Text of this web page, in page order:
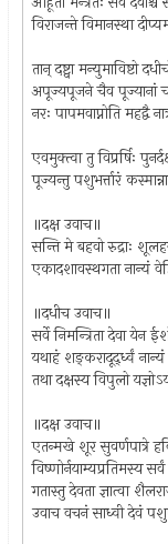
विराजन्ते विमानस्था
तान् दष्ट्वा मन्युमाविष्टो
अपूज्यपूजने चैव पूज्यानां
नरः पापमवाप्नोति महद्वै
एवमुक्त्वा तु विप्रर्षिः
पूज्यन्तु पशुभर्त्तारं
॥दक्ष उवाच॥
सन्ति मे बहवो रुद्राः
एकादशावस्थगता नान्यं
॥दधीच उवाच॥
सर्वे निमन्त्रिता देवा येन
यथाहं शङ्करादूर्द्ध्वं
तथा दक्षस्य विपुलो
॥दक्ष उवाच॥
एतन्मखे शूर सुवर्णपात्रे
विष्णोर्नयाम्यप्रतिमस्य
गतास्तु देवता ज्ञात्वा
उवाच वचनं साध्वी देवं